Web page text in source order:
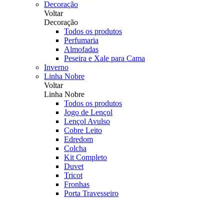
Decoração
Voltar
Decoração
Todos os produtos
Perfumaria
Almofadas
Peseira e Xale para Cama
Inverno
Linha Nobre
Voltar
Linha Nobre
Todos os produtos
Jogo de Lençol
Lençol Avulso
Cobre Leito
Edredom
Colcha
Kit Completo
Duvet
Tricot
Fronhas
Porta Travesseiro